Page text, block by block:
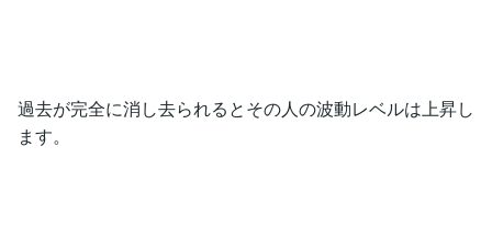
過去が完全に消し去られるとその人の波動レベルは上昇し
ます。